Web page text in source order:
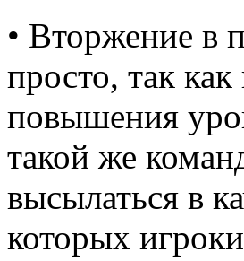
• Вторжение в
просто, так
повышения
такой же
высылаться в
которых